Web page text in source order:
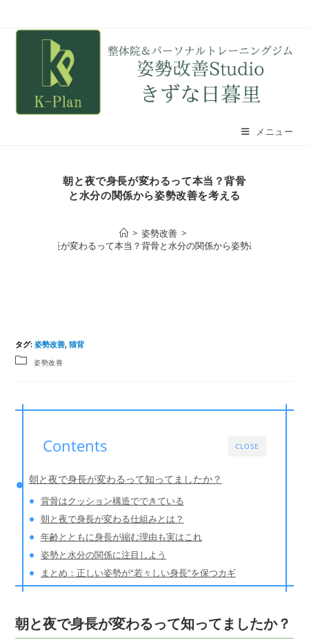
メニュー
朝と夜で身長が変わるって本当？背骨
と水分の関係から姿勢改善を考える
> 姿勢改善 >
朝と夜で身長が変わるって本当？背骨と水分の関係から姿勢改善を考える
タグ:姿勢改善, 猫背
姿勢改善
CLOSE
Contents
朝と夜で身長が変わるって知ってましたか？
背骨はクッション構造でできている
朝と夜で身長が変わる仕組みとは？
年齢とともに身長が縮む理由も実はこれ
姿勢と水分の関係に注目しよう
まとめ：正しい姿勢が“若々しい身長”を保つカギ
朝と夜で身長が変わるって知ってましたか？